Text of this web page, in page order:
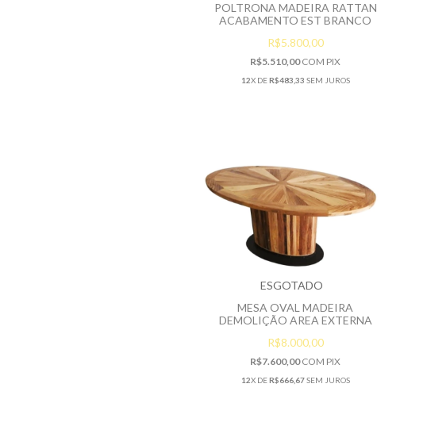
POLTRONA MADEIRA RATTAN
ACABAMENTO EST BRANCO
R$5.800,00
R$5.510,00COM PIX
12X DER$483,33 SEM JUROS
ESGOTADO
MESA OVAL MADEIRA
DEMOLIÇÃO AREA EXTERNA
R$8.000,00
R$7.600,00COM PIX
12X DER$666,67SEM JUROS